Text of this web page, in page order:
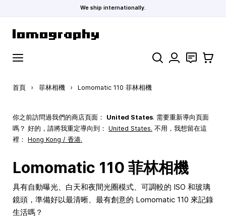
We ship internationally.
搜索 聯絡 購物車
首頁 › 菲林相機 › Lomomatic 110 菲林相機
你之前訪問過我們的商店頁面： United States. 需要重新導向頁面
嗎？ 好的，請將我重定導向到： United States. 不用，我想留在這
裡： Hong Kong / 香港.
Lomomatic 110 菲林相機
具有自動曝光、白天和夜間光圈模式、可調較的 ISO 和玻璃
鏡頭，準備好以最清晰、最有創意的 Lomomatic 110 來記錄
生活嗎？